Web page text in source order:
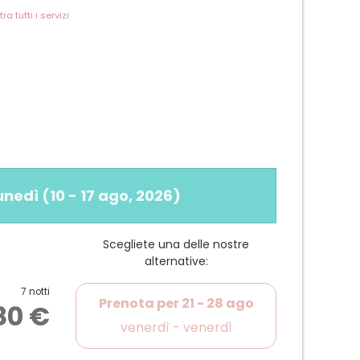
tutti i servizi
e specchio per trucco
Fi, TV a schermo piatto, piccolo frigorifero
(10 - 17 ago, 2026)
Scegliete una delle nostre
alternative:
7 notti
€ Prenota per21 - 28 ago
venerdì - venerdì